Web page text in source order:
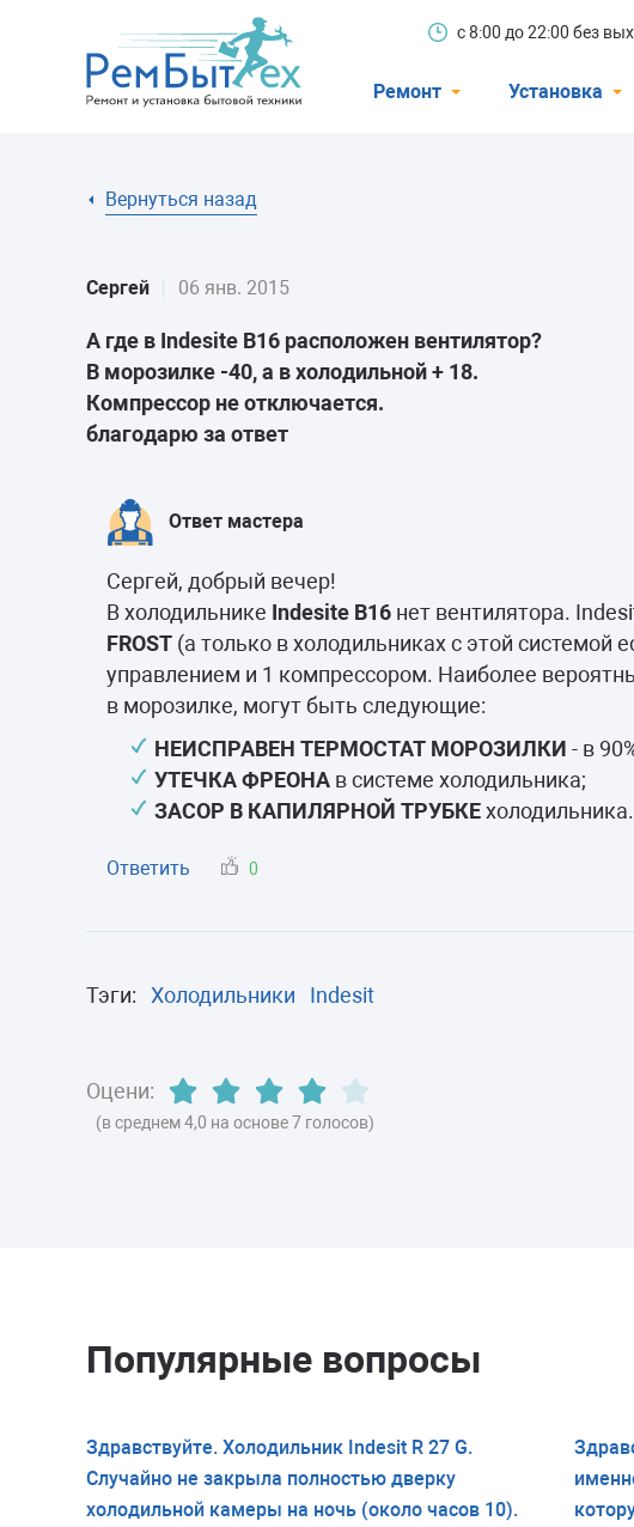
с 8:00 до 22:00 без
Ремонт
Кондиционеры
Установка
Вернуться назад
Сергей 06 янв. 2015
А где в Indesite B16 расположен вентилятор?
В морозилке -40, а в холодильной + 18.
Компрессор не отключается.
благодарю за ответ
Ответ мастера
Сергей, добрый вечер!
В холодильнике Indesite B16 нет вентилятора.
FROST (а только в холодильниках с этой
управлением и 1 компрессором. Наиболее
в морозилке, могут быть следующие:
НЕИСПРАВЕН ТЕРМОСТАТ МОРОЗИЛКИ - в
УТЕЧКА ФРЕОНА в системе холодильника;
ЗАСОР В КАПИЛЯРНОЙ ТРУБКЕхолодильника.
Ответить 0
Тэги: Холодильники Indesit
Оцени:
(в среднем 4,0 на основе 7 голосов)
Популярные вопросы
Здравствуйте. Холодильник Indesit R 27 G.
Случайно не закрыла полностью дверку
холодильной камеры на ночь (около часов 10).